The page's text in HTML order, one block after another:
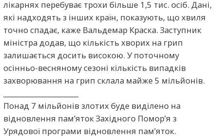
лікарнях перебуває трохи більше 1,5 тис. осіб. Дані,
які надходять з інших країн, показують, що хвиля
точно спадає, каже Вальдемар Краска. Заступник
міністра додав, що кількість хворих на грип
залишається досить високою. У поточному
осінньо-весняному сезоні кількість випадків
захворювання на грип склала майже 5 мільйонів.
Понад 7 мільйонів злотих буде виділено на
відновлення пам’яток Західного Помор’я з
Урядової програми відновлення пам’яток.